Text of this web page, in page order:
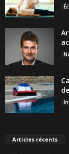
Articles récents